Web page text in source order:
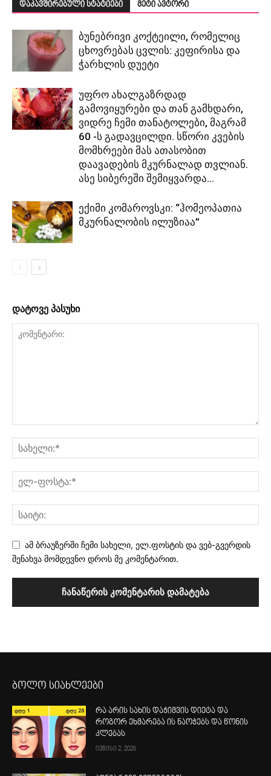
დაკავშირებული სტატიები მეტი ავტორი
ბუნებრივი კოქტეილი, რომელიც
ცხოვრებას ცვლის: კეფირისა და
ჭარხლის დუეტი
უფრო ახალგაზრდად
გამოვიყურები და თან გამხდარი,
ვიდრე ჩემი თანატოლები, მაგრამ
60 -ს გადავცილდი. სწორი კვების
მომხრეები მას ათასობით
დაავადების მკურნალად თვლიან.
ასე სიბერეში შემიყვარდა...
ექიმი კომაროვსკი: “ჰომეოპათია
მკურნალობის ილუზიაა”
დატოვე პასუხი
ამ ბრაუზერში ჩემი სახელი, ელ.ფოსტის და ვებ-გვერდის
შენახვა მომდევნო დროს მე კომენტარით.
ბოლო სიახლეები
რა არის სახის დაჭიმვის დიეტა და
როგორ ეხმარება ის ნაოჭებს და წონის
კლებას
ივნისი 2, 2026